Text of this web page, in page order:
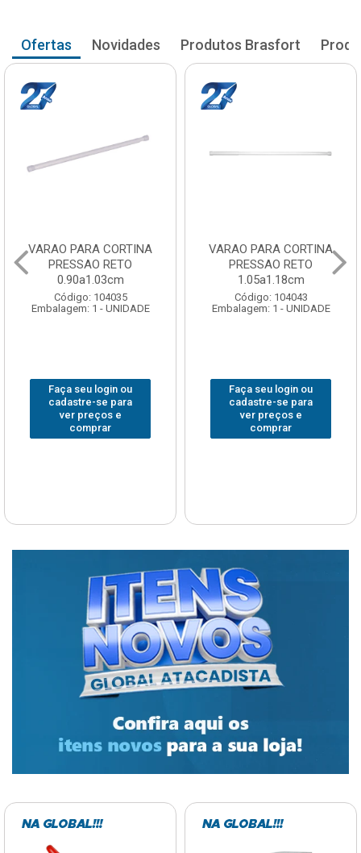
Ofertas Novidades Produtos Brasfort
VARAO PARA CORTINA
PRESSAO RETO
0.90a1.03cm
Código: 104035
Embalagem: 1 - UNIDADE
Faça seu login ou
cadastre-se para
ver preços e
comprar
VARAO PARA CORTINA
PRESSAO RETO
1.05a1.18cm
Código: 104043
Embalagem: 1 - UNIDADE
Faça seu login ou
cadastre-se para
ver preços e
comprar